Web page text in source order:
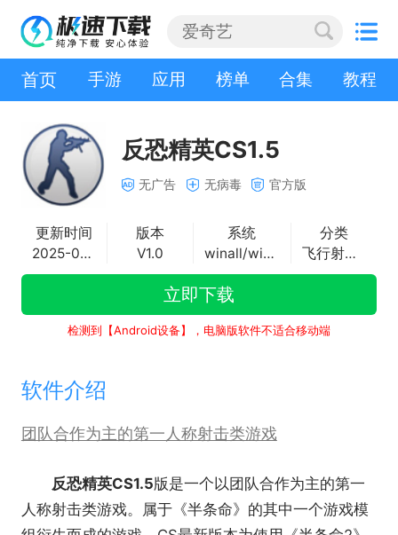
首页 手游 应用 榜单 合集 教程
反恐精英CS1.5
无广告 无病毒 官方版
更新时间
2025-04-10
版本
V1.0
系统
winall/win7/win10/win11
分类
飞行射击游戏
立即下载
检测到【Android设备】，电脑版软件不适合移动端
软件介绍
团队合作为主的第一人称射击类游戏
反恐精英CS1.5版是一个以团队合作为主的第一
人称射击类游戏。属于《半条命》的其中一个游戏模